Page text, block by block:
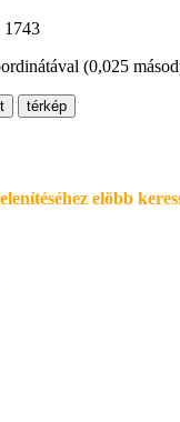
1743
(0,025
térkép
elöbb